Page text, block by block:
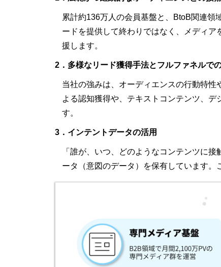
累計約136万人の会員基盤と、BtoB関連領
ードを提供して終わりではなく、メディ
援します。
2．多様なリード獲得手法とフルファネルで
当社の強みは、オーディエンスの行動特
よる認知獲得や、テキストコンテンツ、
す。
3．インテントデータの活用
「誰が、いつ、どのようなコンテンツに
ータ（意図のデータ）を保有しています。